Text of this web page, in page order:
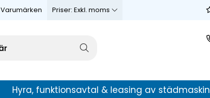
Varumärken Priser: Exkl. moms
Hyra, funktionsavtal & leasing av städmaskin